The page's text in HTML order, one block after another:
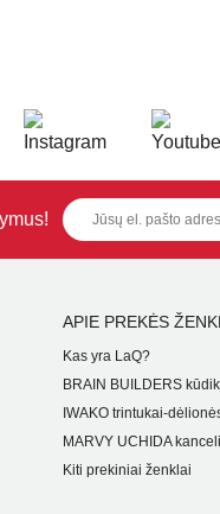
APIE PREKĖS
Kas yra LaQ?
BRAIN BUILDERS
IWAKO trintukai-
MARVY UCHIDA
Kiti prekiniai ženklai